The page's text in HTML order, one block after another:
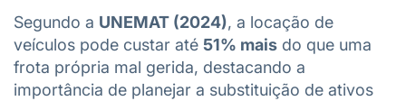
Segundo a UNEMAT (2024), a locação de
veículos pode custar até 51% mais do que uma
frota própria mal gerida, destacando a
importância de planejar a substituição de ativos